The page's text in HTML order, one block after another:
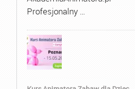
Profesjonalny …